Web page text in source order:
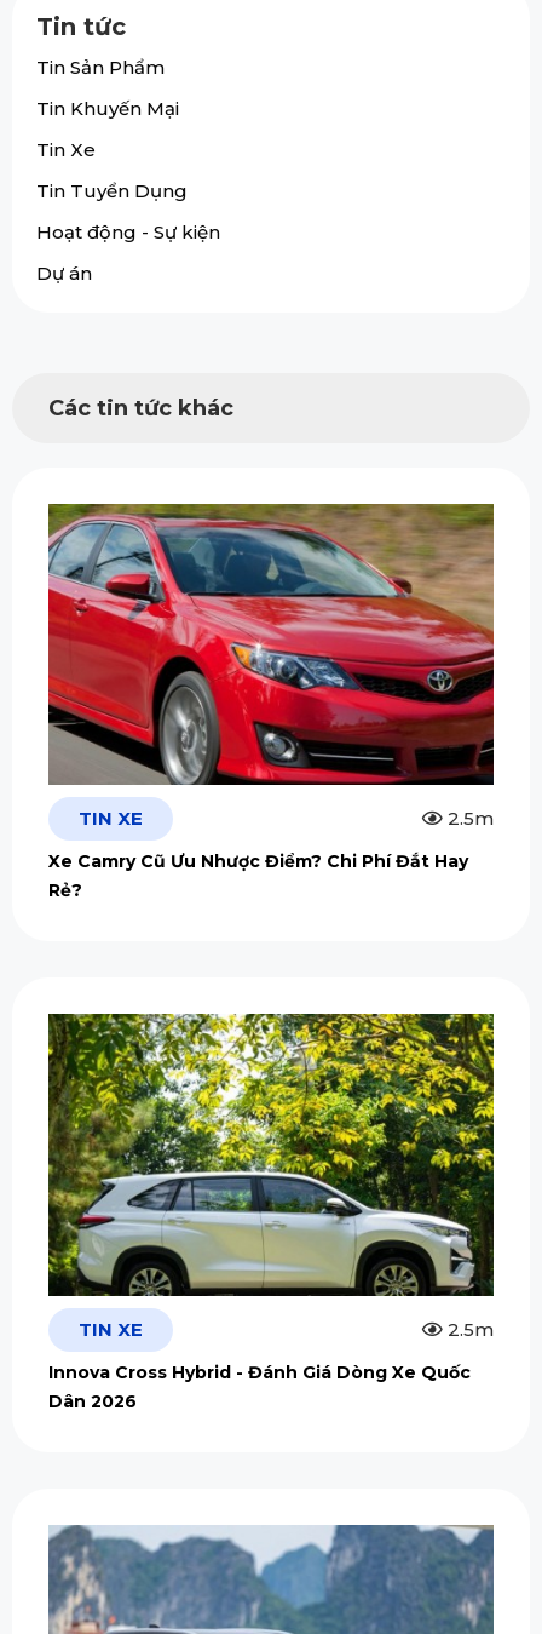
Tin tức
Tin Sản Phẩm
Tin Khuyến Mại
Tin Xe
Tin Tuyển Dụng
Hoạt động - Sự kiện
Dự án
Các tin tức khác
TIN XE 2.5m
Xe Camry Cũ Ưu Nhược Điểm? Chi Phí Đắt Hay
Rẻ?
TIN XE 2.5m
Innova Cross Hybrid - Đánh Giá Dòng Xe Quốc
Dân 2026